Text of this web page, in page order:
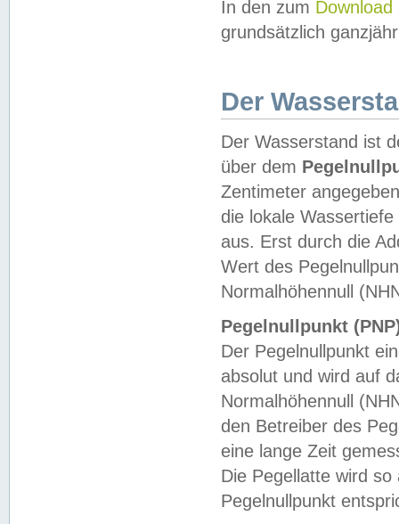
In den zum Download
grundsätzlich
Der
Der Wasserstand ist
über dem
Zentimeter
die lokale
aus. Erst durch die
Wert des
Normalhöhennull
Pegelnullpunkt
Der Pegelnullpunkt
absolut und wird auf
Normalhöhennull
den Betreiber des
eine lange Zeit
Die Pegellatte wird
Pegelnullpunkt